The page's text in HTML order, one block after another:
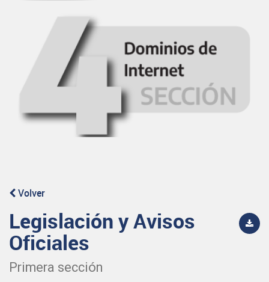
Volver
Legislación y Avisos
Oficiales
Primera sección